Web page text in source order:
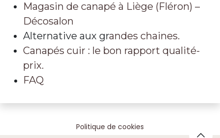
Magasin de canapé à Liège (Fléron) –
Décosalon
Alternative aux grandes chaines.
Canapés cuir : le bon rapport qualité-
prix.
FAQ
Politique de cookies